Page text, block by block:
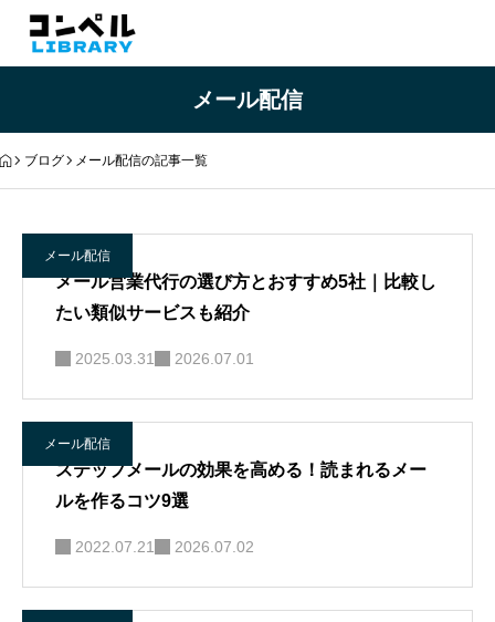
メール配信
ブログ メール配信の記事一覧
メール配信
メール営業代行の選び方とおすすめ5社｜比較し
たい類似サービスも紹介
2025.03.31 2026.07.01
メール配信
ステップメールの効果を高める！読まれるメー
ルを作るコツ9選
2022.07.21 2026.07.02